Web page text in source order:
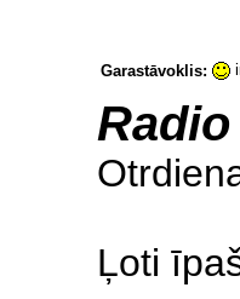
Garastāvoklis:
Ļoti